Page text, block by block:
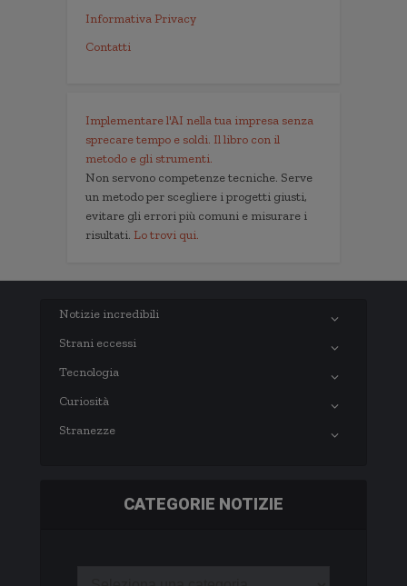
Informativa Privacy
Contatti
Implementare l'AI nella tua impresa senza
sprecare tempo e soldi. Il libro con il
metodo e gli strumenti.
Non servono competenze tecniche. Serve
un metodo per scegliere i progetti giusti,
evitare gli errori più comuni e misurare i
risultati. Lo trovi qui.
Notizie incredibili
Strani eccessi
Tecnologia
Curiosità
Stranezze
CATEGORIE NOTIZIE